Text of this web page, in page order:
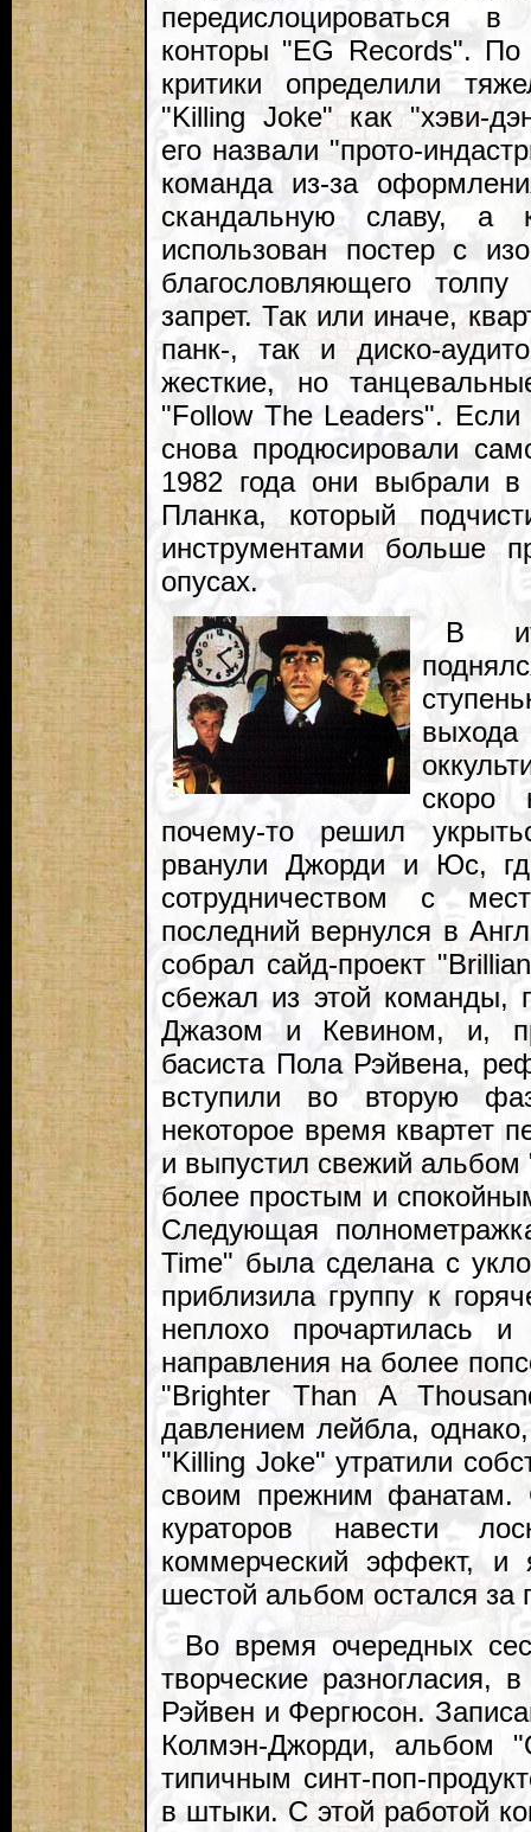
передислоцироваться
конторы "EG Records".
критики определили
"Killing Joke" как "хэви-
его назвали "прото-
команда из-за
скандальную славу,
использован постер с
благословляющего
запрет. Так или иначе,
панк-, так и диско-
жесткие, но
"Follow The Leaders".
снова продюсировали
1982 года они выбрали в
Планка, который
инструментами больше
опусах.
В
скоро
почему-то решил
рванули Джорди и Юс,
сотрудничеством с
последний вернулся в
собрал сайд-проект
сбежал из этой команды,
Джазом и Кевином, и,
басиста Пола Рэйвена,
вступили во вторую
некоторое время квартет
и выпустил свежий
более простым и
Следующая
Time" была сделана с
приблизила группу к
неплохо прочартилась
направления на более
"Brighter Than A
давлением лейбла,
"Killing Joke" утратили
своим прежним фанатам.
кураторов навести
коммерческий эффект, и
шестой альбом остался за
Во время очередных
творческие разногласия,
Рэйвен и Фергюсон.
Колмэн-Джорди, альбом
типичным синт-поп-
в штыки. С этой работой